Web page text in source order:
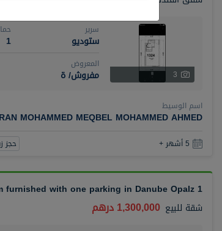
3
سرير
ستوديو 1
المعروض
مفروش/ ة
اسم الوسيط
MOHAMMED MEQBEL MOHAMMED AHMED
5 أشهر + حجز
1 bedroom furnished with one parking in Danube Opalz
شقة للبيع 1,300,000 درهم